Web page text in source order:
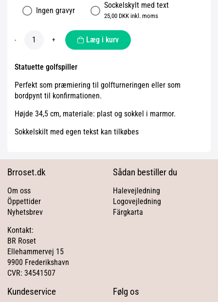
Ingen gravyr
Sockelskylt med text
25,00 DKK inkl. moms
- + Læg i kurv
Statuette golfspiller
Perfekt som præmiering til golfturneringen eller som
bordpynt til konfirmationen.
Højde 34,5 cm, materiale: plast og sokkel i marmor.
Sokkelskilt med egen tekst kan tilkøbes
Brroset.dk
Om oss
Öppettider
Nyhetsbrev
Kontakt:
BR Roset
Ellehammervej 15
9900 Frederikshavn
CVR: 34541507
Sådan bestiller du
Halevejledning
Logovejledning
Färgkarta
Kundeservice Følg os